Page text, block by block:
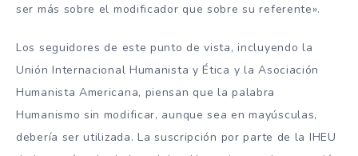
ser más sobre el modificador que sobre su referente».
Los seguidores de este punto de vista, incluyendo la
Unión Internacional Humanista y Ética y la Asociación
Humanista Americana, piensan que la palabra
Humanismo sin modificar, aunque sea en mayúsculas,
debería ser utilizada. La suscripción por parte de la IHEU